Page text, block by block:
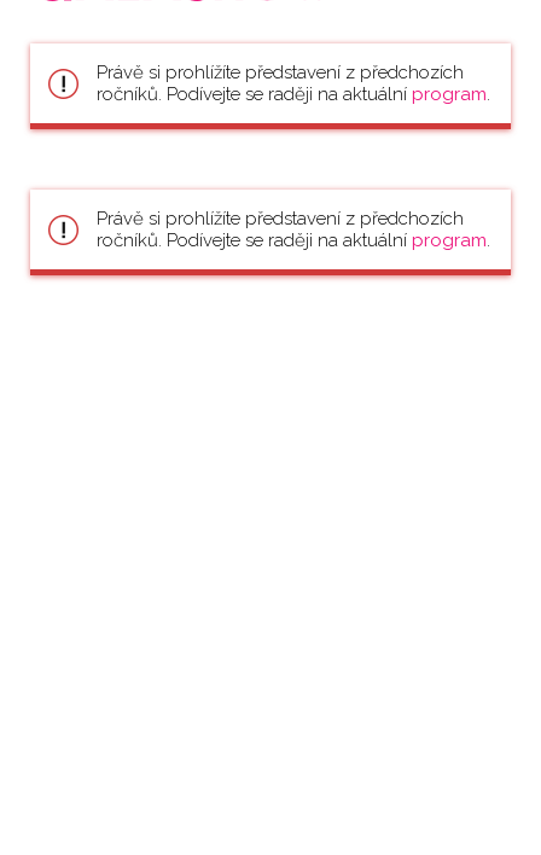
Právě si prohlížíte představení z předchozích
ročníků. Podívejte se raději na aktuální program.
Právě si prohlížíte představení z předchozích
ročníků. Podívejte se raději na aktuální program.